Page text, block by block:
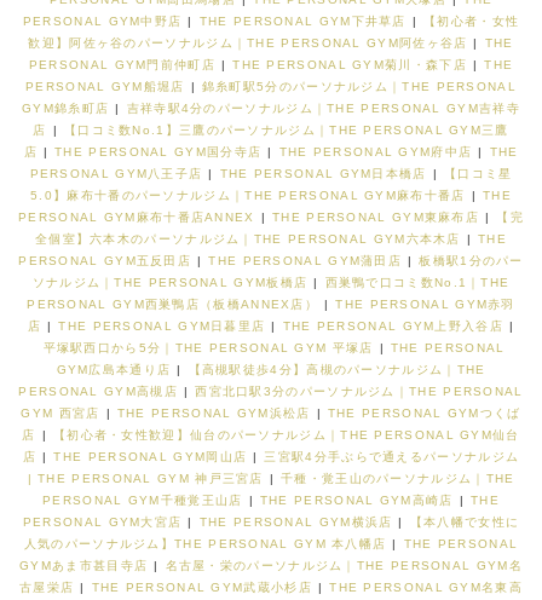
PERSONAL GYM中野店 | THE PERSONAL GYM下井草店 |
【初心者・女性
歓迎】阿佐ヶ谷のパーソナルジム｜THE PERSONAL GYM阿佐ヶ谷店 |
THE
PERSONAL GYM門前仲町店 | THE PERSONAL GYM菊川・森下店 |
THE
PERSONAL GYM船堀店
|
錦糸町駅5分のパーソナルジム｜THE PERSONAL
GYM錦糸町店 |
吉祥寺駅4分のパーソナルジム｜THE PERSONAL GYM吉祥寺
店
|
【口コミ数No.1】三鷹のパーソナルジム｜THE PERSONAL GYM三鷹
店 | THE PERSONAL GYM国分寺店 | THE PERSONAL GYM府中店 |
THE
PERSONAL GYM八王子店 | THE PERSONAL GYM日本橋店 |
【口コミ星
5.0】麻布十番のパーソナルジム｜THE PERSONAL GYM麻布十番店
|
THE
PERSONAL GYM麻布十番店ANNEX
| THE PERSONAL GYM東麻布店 |
【完
全個室】六本木のパーソナルジム｜THE PERSONAL GYM六本木店
|
THE
PERSONAL GYM五反田店 | THE PERSONAL GYM蒲田店 |
板橋駅1分のパー
ソナルジム｜THE PERSONAL GYM板橋店 |
西巣鴨で口コミ数No.1｜THE
PERSONAL GYM西巣鴨店（板橋ANNEX店）
|
THE PERSONAL GYM赤羽
店 | THE PERSONAL GYM日暮里店 | THE PERSONAL GYM上野入谷店 |
平塚駅西口から5分｜THE PERSONAL GYM 平塚店
|
THE PERSONAL
GYM広島本通り店 |
【高槻駅徒歩4分】高槻のパーソナルジム｜THE
PERSONAL GYM高槻店 |
西宮北口駅3分のパーソナルジム｜THE PERSONAL
GYM 西宮店
| THE PERSONAL GYM浜松店 |
THE PERSONAL GYMつくば
店
|
【初心者・女性歓迎】仙台のパーソナルジム｜THE PERSONAL GYM仙台
店 | THE PERSONAL GYM岡山店 |
三宮駅4分手ぶらで通えるパーソナルジム
| THE PERSONAL GYM 神戸三宮店
|
千種・覚王山のパーソナルジム｜THE
PERSONAL GYM千種覚王山店
| THE PERSONAL GYM高崎店 |
THE
PERSONAL GYM大宮店 | THE PERSONAL GYM横浜店 |
【本八幡で女性に
人気のパーソナルジム】THE PERSONAL GYM 本八幡店 |
THE PERSONAL
GYMあま市甚目寺店 |
名古屋・栄のパーソナルジム｜THE PERSONAL GYM名
古屋栄店 | THE PERSONAL GYM武蔵小杉店 | THE PERSONAL GYM名東高